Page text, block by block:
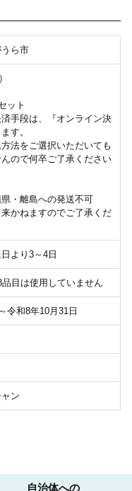
ら市
ット
手段は、『オンライン決
す。
法をご選択いただいても
ので何卒ご了承ください
・離島への発送不可
かねますのでご了承くだ
より3～4日
目は使用していません
令和8年10月31日
ン
自治体への